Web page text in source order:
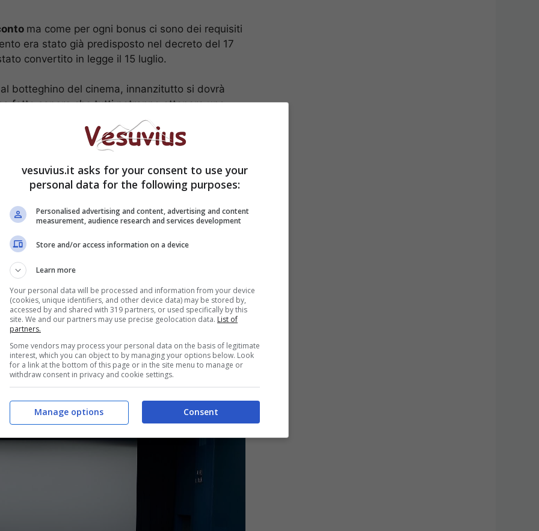
ma come per ogni bonus ci sono dei requisiti
era stato già predisposto nel decreto del 17
convertito in legge il 15 luglio.
botteghino del cinema, innanzitutto si dovrà
fatto sapere che tutti potranno ottenere uno
il bonus cinema sarà in vigore fin quando lo
ottenerlo e quando
vesuvius.it asks for your consent to use your
personal data for the following purposes:
Personalised advertising and content, advertising and content
measurement, audience research and services development
Store and/or access information on a device
Learn more
Your personal data will be processed and information from your device
(cookies, unique identifiers, and other device data) may be stored by,
accessed by and shared with 319 partners, or used specifically by this
site. We and our partners may use precise geolocation data. List of
partners.
Some vendors may process your personal data on the basis of legitimate
interest, which you can object to by managing your options below. Look
for a link at the bottom of this page or in the site menu to manage or
withdraw consent in privacy and cookie settings.
Consent
Manage options